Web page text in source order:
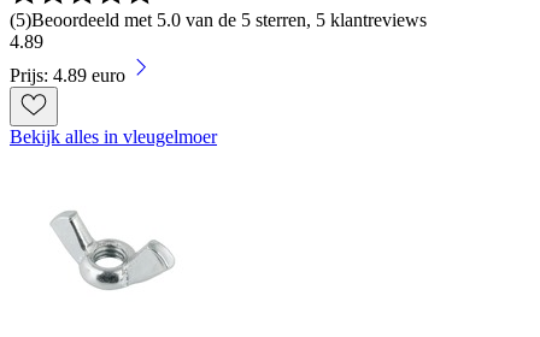
(5)Beoordeeld met 5.0 van de 5 sterren, 5 klantreviews
4.89
Prijs: 4.89 euro
Bekijk alles in vleugelmoer